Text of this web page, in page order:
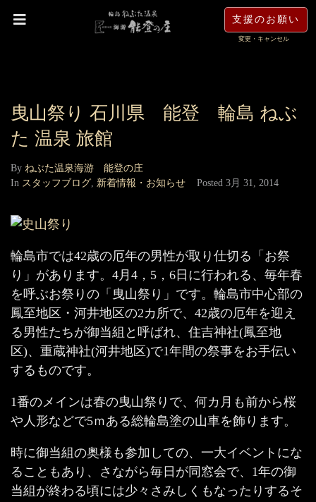
支援のお願い
変更・キャンセル
曳山祭り 石川県 能登 輪島 ねぶ
た 温泉 旅館
By ねぶた温泉海游 能登の庄
In スタッフブログ, 新着情報・お知らせ Posted 3月 31, 2014
輪島市では42歳の厄年の男性が取り仕切る「お祭
り」があります。4月4，5，6日に行われる、毎年春
を呼ぶお祭りの「曳山祭り」です。輪島市中心部の
鳳至地区・河井地区の2カ所で、42歳の厄年を迎え
る男性たちが御当組と呼ばれ、住吉神社(鳳至地
区)、重蔵神社(河井地区)で1年間の祭事をお手伝い
するものです。
1番のメインは春の曳山祭りで、何カ月も前から桜
や人形などで5ｍある総輪島塗の山車を飾ります。
時に御当組の奥様も参加しての、一大イベントにな
ることもあり、さながら毎日が同窓会で、1年の御
当組が終わる頃には少々さみしくもなったりするそ